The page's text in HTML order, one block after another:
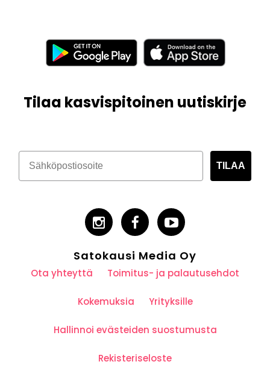
Tilaa kasvispitoinen uutiskirje
TILAA
Satokausi Media Oy
Ota yhteyttä Toimitus- ja palautusehdot
Kokemuksia Yrityksille
Hallinnoi evästeiden suostumusta
Rekisteriseloste